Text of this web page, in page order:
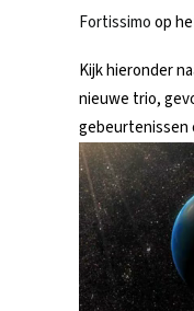
Fortissimoop
Kijk hieronder
nieuwe trio,
gebeurtenissen